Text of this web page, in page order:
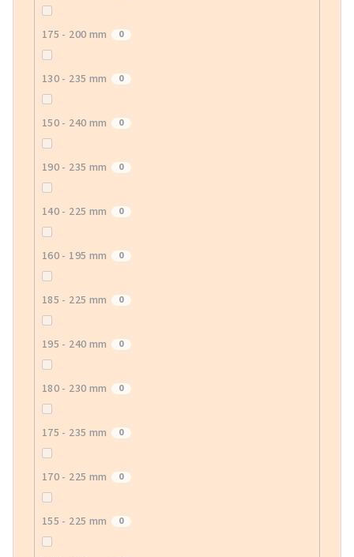
175 - 200 mm 0
130 - 235 mm 0
150 - 240 mm 0
190 - 235 mm 0
140 - 225 mm 0
160 - 195 mm 0
185 - 225 mm 0
195 - 240 mm 0
180 - 230 mm 0
175 - 235 mm 0
170 - 225 mm 0
155 - 225 mm 0